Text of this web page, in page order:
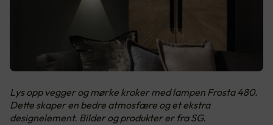
Lys opp vegger og mørke kroker med lampen Frosta 480.
Dette skaper en bedre atmosfære og et ekstra
designelement. Bilder og produkter er fra SG.